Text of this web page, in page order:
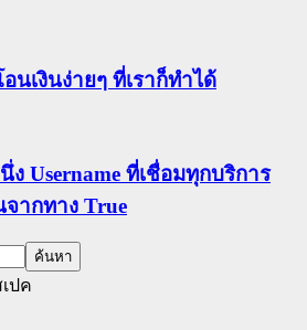
นเงินง่ายๆ ที่เราก็ทำได้
ง Username ที่เชื่อมทุกบริการ
ากทาง True
ปค